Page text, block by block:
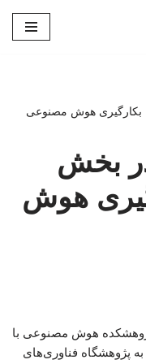
بکارگیری هوش مصنوعی
بخش
هوش
پژوهشکده هوش مصنوعی با
به پژوهشگاه فناوری‌های